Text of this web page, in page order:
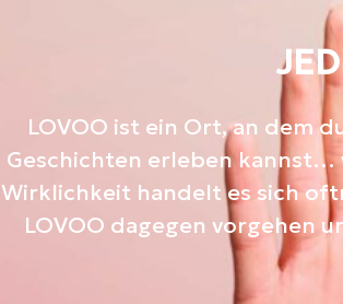
LOVOO ist ein Ort, an dem
Geschichten erleben kannst…
Wirklichkeit handelt es sich
LOVOO dagegen vorgehen